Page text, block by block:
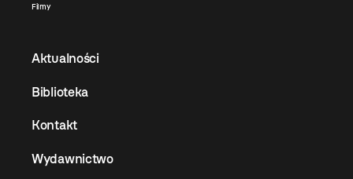
Filmy
Aktualności
Biblioteka
Kontakt
Wydawnictwo